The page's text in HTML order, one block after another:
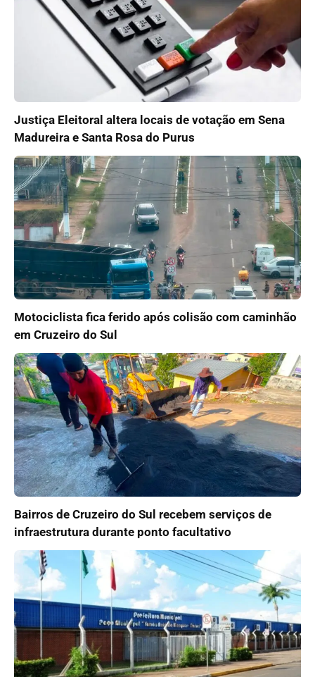
Justiça Eleitoral altera locais de votação em Sena
Madureira e Santa Rosa do Purus
Motociclista fica ferido após colisão com caminhão
em Cruzeiro do Sul
Bairros de Cruzeiro do Sul recebem serviços de
infraestrutura durante ponto facultativo